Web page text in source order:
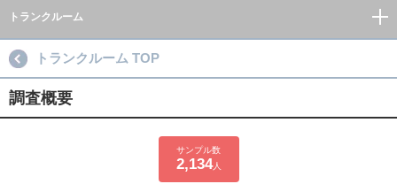
トランクルーム
トランクルーム TOP
調査概要
サンプル数
2,134人